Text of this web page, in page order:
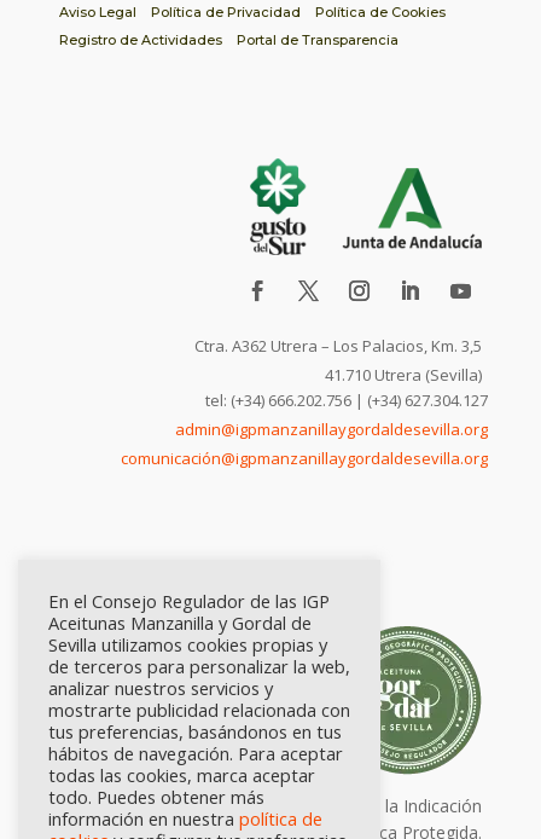
Aviso Legal Política de Privacidad
Política de Cookies
Registro de Actividades
Portal de Transparencia
Ctra. A362 Utrera – Los Palacios, Km. 3,5
41.710 Utrera (Sevilla)
tel: (+34) 666.202.756 | (+34) 627.304.127
admin@igpmanzanillaygordaldesevilla.org
comunicación@igpmanzanillaygordaldesevilla.org
Calidad certificada por Origen. Sellos de la Indicación
Geográfica Protegida.
En el Consejo Regulador de las IGP
Aceitunas Manzanilla y Gordal de
Sevilla utilizamos cookies propias y
de terceros para personalizar la web,
analizar nuestros servicios y
mostrarte publicidad relacionada con
tus preferencias, basándonos en tus
hábitos de navegación. Para aceptar
todas las cookies, marca aceptar
todo. Puedes obtener más
información en nuestra política de